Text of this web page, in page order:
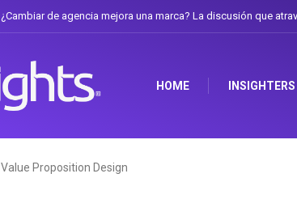
¿Cambiar de agencia mejora una marca? La discusión que
HOME INSIGHTERS
Value Proposition Design